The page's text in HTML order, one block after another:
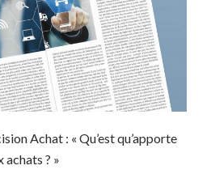
Achat : « Qu’est qu’apporte
? »